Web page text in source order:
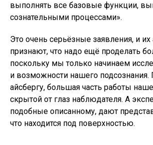
выполнять все базовые функции,
сознательными процессами».
Это очень серьёзные заявления, и
признают, что надо ещё проделать
поскольку мы только начинаем
и возможности нашего подсознания.
айсбергу, большая часть работы
скрытой от глаз наблюдателя. А
подобные описанному, дают
что находится под поверхностью.